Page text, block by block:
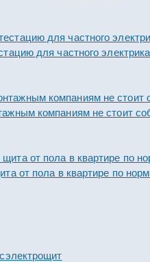
для частного
компаниям не стоит
от пола в квартире по